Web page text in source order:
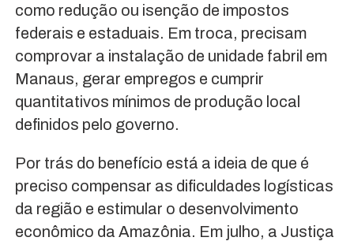
como redução ou isenção de impostos
federais e estaduais. Em troca, precisam
comprovar a instalação de unidade fabril em
Manaus, gerar empregos e cumprir
quantitativos mínimos de produção local
definidos pelo governo.
Por trás do benefício está a ideia de que é
preciso compensar as dificuldades logísticas
da região e estimular o desenvolvimento
econômico da Amazônia. Em julho, a Justiça